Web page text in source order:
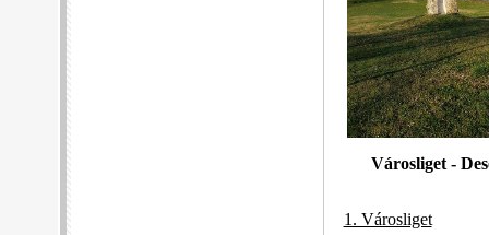
Városliget -
1. Városliget